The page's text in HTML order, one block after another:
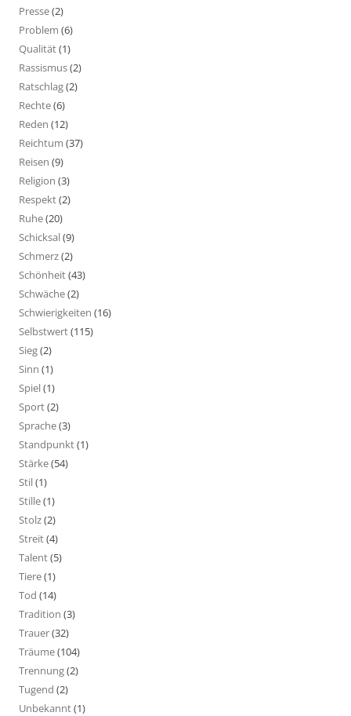
Presse(2)
Problem (6)
Qualität(1)
Rassismus(2)
Ratschlag(2)
Rechte(6)
Reden (12)
Reichtum (37)
Reisen (9)
Religion (3)
Respekt(2)
Ruhe(20)
Schicksal(9)
Schmerz(2)
Schönheit(43)
Schwäche(2)
Schwierigkeiten (16)
Selbstwert(115)
Sieg(2)
Sinn (1)
Spiel(1)
Sport(2)
Sprache(3)
Standpunkt(1)
Stärke(54)
Stil(1)
Stille(1)
Stolz(2)
Streit(4)
Talent(5)
Tiere(1)
Tod (14)
Tradition (3)
Trauer(32)
Träume(104)
Trennung(2)
Tugend (2)
Unbekannt(1)